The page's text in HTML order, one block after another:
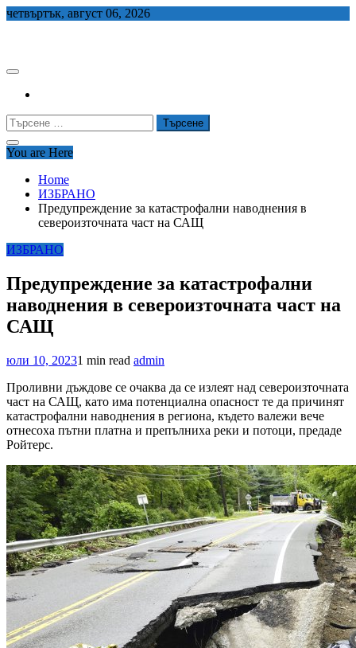
Skip
четвъртък, август 06, 2026
Търсене
за:
You are Here
Home
ИЗБРАНО
Предупреждение за катастрофални наводнения в
североизточната част на САЩ
ИЗБРАНО
Предупреждение за катастрофални
наводнения в североизточната част на
САЩ
юли 10, 20231 min read admin
Проливни дъждове се очаква да се излеят над североизточната
част на САЩ, като има потенциална опасност те да причинят
катастрофални наводнения в региона, където валежи вече
отнесоха пътни платна и препълниха реки и потоци, предаде
Ройтерс.